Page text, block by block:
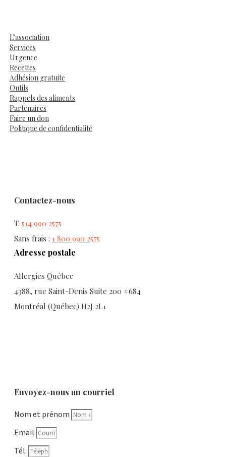
L’association
Services
Urgence
Recettes
Adhésion gratuite
Outils
Rappels des aliments
Partenaires
Faire un don
Politique de confidentialité
Contactez-nous
T. 514 990 2575
Sans frais : 1 800 990 2575
Adresse postale
Allergies Québec
4388, rue Saint-Denis Suite 200 #684
Montréal (Québec) H2J 2L1
Envoyez-nous un courriel
Nom et prénom
Email
Tél.